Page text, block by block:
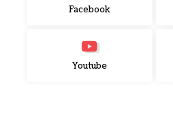
Facebook
Youtube